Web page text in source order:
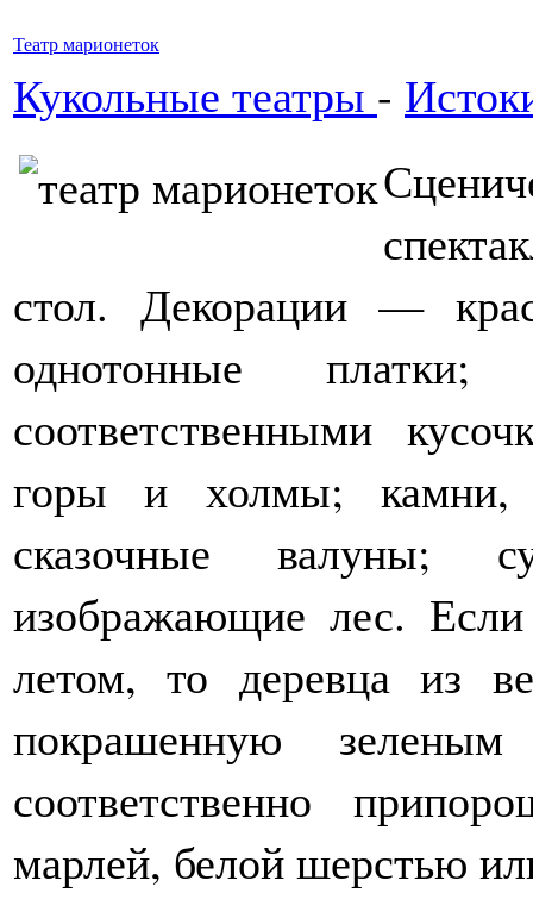
Театр марионеток
Кукольные театры -
стол. Декорации —
однотонные платки;
соответственными
горы и холмы; камни,
сказочные валуны;
изображающие лес. Если
летом, то деревца из
покрашенную
соответственно
марлей, белой шерстью